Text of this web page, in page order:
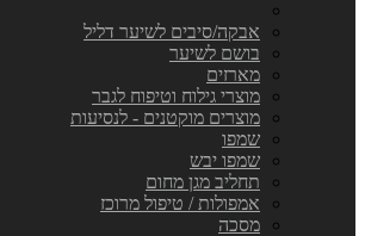
אבקה/סיבים לשיער דליל
בושם לשיער
מארזים
מוצרי גילוח וטיפוח לגבר
מוצרים מוקטנים - לנסיעות
שמפו
שמפו יבש
תחליב מגן מחום
אמפולות / טיפול מרוכז
מסכה